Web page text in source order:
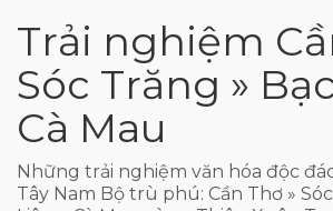
Trải nghiệm
Sóc Trăng »
Cà Mau
Những trải nghiệm văn hóa độc
Tây Nam Bộ trù phú: Cần Thơ »